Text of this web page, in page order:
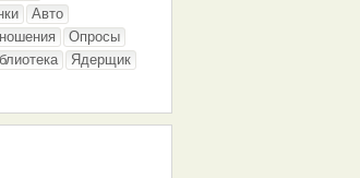
Авто
Опросы
Ядерщик